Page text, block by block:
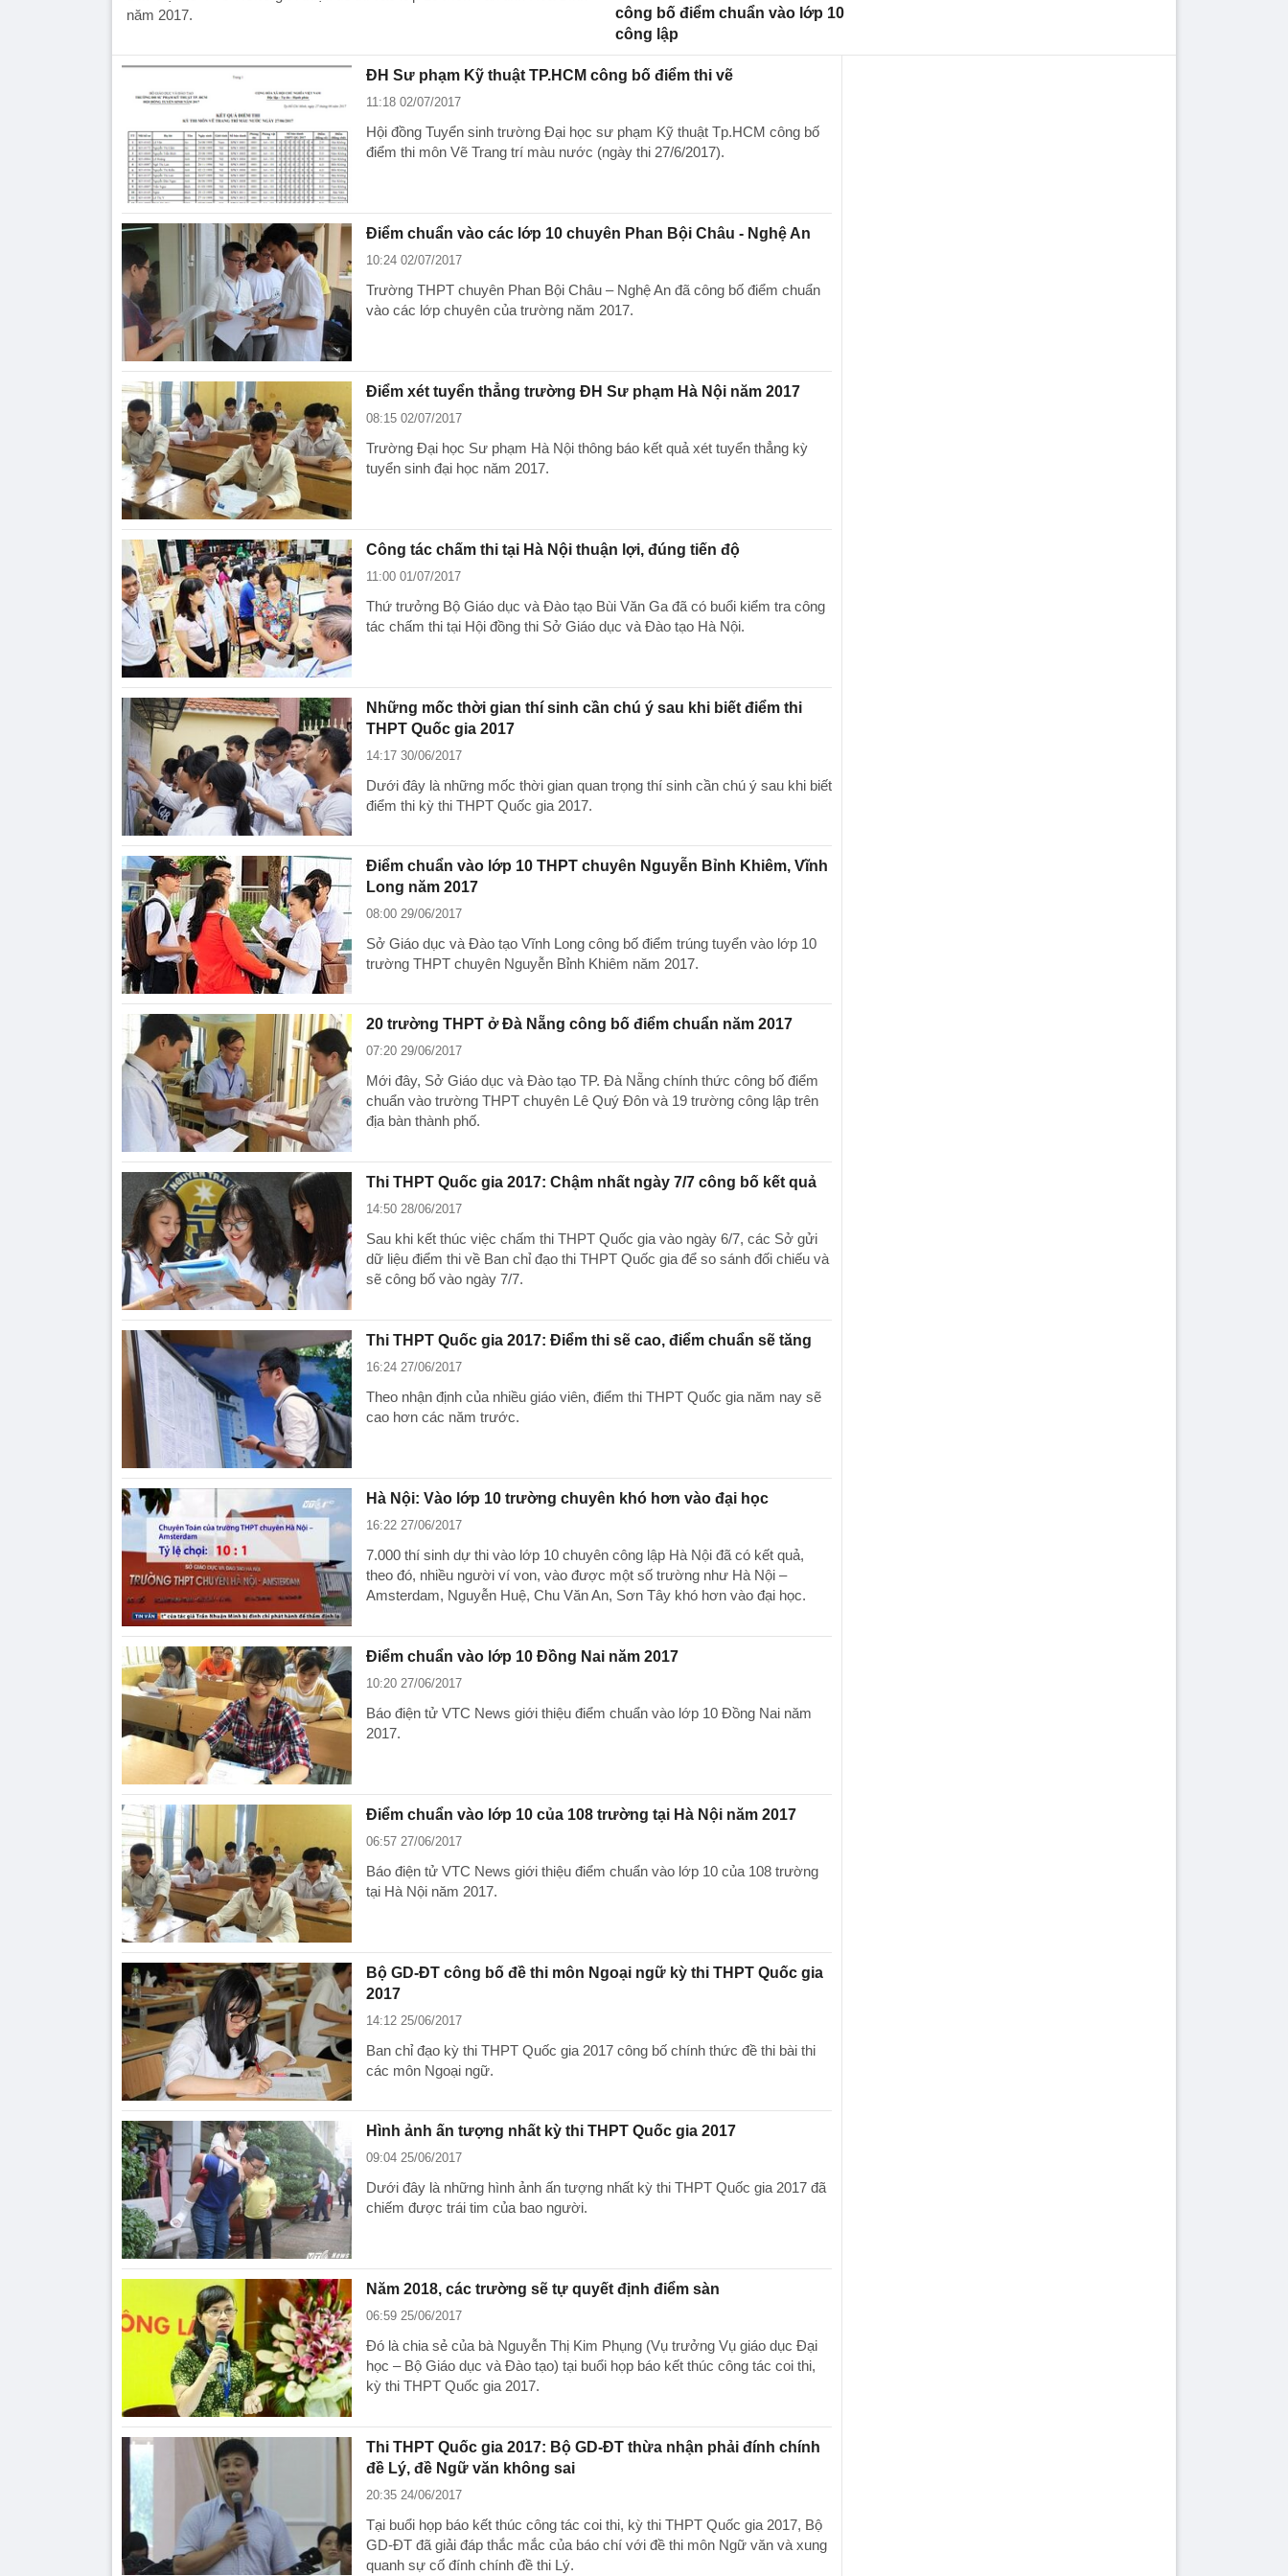
năm 2017.
công bố điểm chuẩn vào lớp 10
công lập
ĐH Sư phạm Kỹ thuật TP.HCM công bố điểm thi vẽ
11:18 02/07/2017
Hội đồng Tuyển sinh trường Đại học sư phạm Kỹ thuật Tp.HCM công bố
điểm thi môn Vẽ Trang trí màu nước (ngày thi 27/6/2017).
Điểm chuẩn vào các lớp 10 chuyên Phan Bội Châu - Nghệ An
10:24 02/07/2017
Trường THPT chuyên Phan Bội Châu – Nghệ An đã công bố điểm chuẩn
vào các lớp chuyên của trường năm 2017.
Điểm xét tuyển thẳng trường ĐH Sư phạm Hà Nội năm 2017
08:15 02/07/2017
Trường Đại học Sư phạm Hà Nội thông báo kết quả xét tuyển thẳng kỳ
tuyển sinh đại học năm 2017.
Công tác chấm thi tại Hà Nội thuận lợi, đúng tiến độ
11:00 01/07/2017
Thứ trưởng Bộ Giáo dục và Đào tạo Bùi Văn Ga đã có buổi kiểm tra công
tác chấm thi tại Hội đồng thi Sở Giáo dục và Đào tạo Hà Nội.
Những mốc thời gian thí sinh cần chú ý sau khi biết điểm thi
THPT Quốc gia 2017
14:17 30/06/2017
Dưới đây là những mốc thời gian quan trọng thí sinh cần chú ý sau khi biết
điểm thi kỳ thi THPT Quốc gia 2017.
Điểm chuẩn vào lớp 10 THPT chuyên Nguyễn Bỉnh Khiêm, Vĩnh
Long năm 2017
08:00 29/06/2017
Sở Giáo dục và Đào tạo Vĩnh Long công bố điểm trúng tuyển vào lớp 10
trường THPT chuyên Nguyễn Bỉnh Khiêm năm 2017.
20 trường THPT ở Đà Nẵng công bố điểm chuẩn năm 2017
07:20 29/06/2017
Mới đây, Sở Giáo dục và Đào tạo TP. Đà Nẵng chính thức công bố điểm
chuẩn vào trường THPT chuyên Lê Quý Đôn và 19 trường công lập trên
địa bàn thành phố.
Thi THPT Quốc gia 2017: Chậm nhất ngày 7/7 công bố kết quả
14:50 28/06/2017
Sau khi kết thúc việc chấm thi THPT Quốc gia vào ngày 6/7, các Sở gửi
dữ liệu điểm thi về Ban chỉ đạo thi THPT Quốc gia để so sánh đối chiếu và
sẽ công bố vào ngày 7/7.
Thi THPT Quốc gia 2017: Điểm thi sẽ cao, điểm chuẩn sẽ tăng
16:24 27/06/2017
Theo nhận định của nhiều giáo viên, điểm thi THPT Quốc gia năm nay sẽ
cao hơn các năm trước.
Hà Nội: Vào lớp 10 trường chuyên khó hơn vào đại học
16:22 27/06/2017
7.000 thí sinh dự thi vào lớp 10 chuyên công lập Hà Nội đã có kết quả,
theo đó, nhiều người ví von, vào được một số trường như Hà Nội –
Amsterdam, Nguyễn Huệ, Chu Văn An, Sơn Tây khó hơn vào đại học.
Điểm chuẩn vào lớp 10 Đồng Nai năm 2017
10:20 27/06/2017
Báo điện tử VTC News giới thiệu điểm chuẩn vào lớp 10 Đồng Nai năm
2017.
Điểm chuẩn vào lớp 10 của 108 trường tại Hà Nội năm 2017
06:57 27/06/2017
Báo điện tử VTC News giới thiệu điểm chuẩn vào lớp 10 của 108 trường
tại Hà Nội năm 2017.
Bộ GD-ĐT công bố đề thi môn Ngoại ngữ kỳ thi THPT Quốc gia
2017
14:12 25/06/2017
Ban chỉ đạo kỳ thi THPT Quốc gia 2017 công bố chính thức đề thi bài thi
các môn Ngoại ngữ.
Hình ảnh ấn tượng nhất kỳ thi THPT Quốc gia 2017
09:04 25/06/2017
Dưới đây là những hình ảnh ấn tượng nhất kỳ thi THPT Quốc gia 2017 đã
chiếm được trái tim của bao người.
Năm 2018, các trường sẽ tự quyết định điểm sàn
06:59 25/06/2017
Đó là chia sẻ của bà Nguyễn Thị Kim Phụng (Vụ trưởng Vụ giáo dục Đại
học – Bộ Giáo dục và Đào tạo) tại buổi họp báo kết thúc công tác coi thi,
kỳ thi THPT Quốc gia 2017.
Thi THPT Quốc gia 2017: Bộ GD-ĐT thừa nhận phải đính chính
đề Lý, đề Ngữ văn không sai
20:35 24/06/2017
Tại buổi họp báo kết thúc công tác coi thi, kỳ thi THPT Quốc gia 2017, Bộ
GD-ĐT đã giải đáp thắc mắc của báo chí với đề thi môn Ngữ văn và xung
quanh sự cố đính chính đề thi Lý.